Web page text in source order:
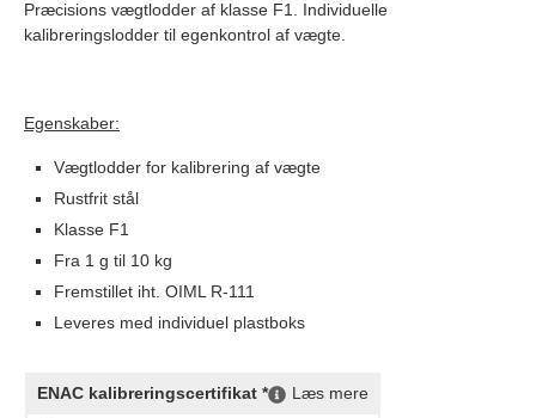
Præcisions vægtlodder af klasse F1. Individuelle
kalibreringslodder til egenkontrol af vægte.
Egenskaber:
Vægtlodder for kalibrering af vægte
Rustfrit stål
Klasse F1
Fra 1 g til 10 kg
Fremstillet iht. OIML R-111
Leveres med individuel plastboks
ENAC kalibreringscertifikat * Læs mere